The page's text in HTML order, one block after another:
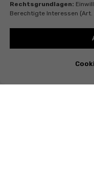
Rechtsgrundlagen:
Berechtigte Interessen (Art.